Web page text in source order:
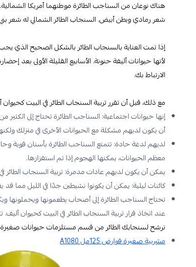
هناك نوعان من السناجب الطائرة موطنهما أمريكا
شعر رمادي وبطن أبيض. السنجاب الطائر الشمالي له شعر
إذا تمت العناية بالسنجاب الطائر بالشكل الصحيح
لأنها حيوانات أليفة حنونة. الأسابيع القليلة الأولى بعد
الارتباط بك.
مع ذلك، قبل أن تقرر تربية السنجاب الطائر في البيت
إنها حيوانات اجتماعية: السناجب الطائرة تحتاج إلى
أن يكون لديهم مشكلة مع الحيوانات الأخرى في منزلك
لديهم لدغة حادة: تتمتع السناجب الطائرة بأسنان قوية
معظم الحيوانات، يمكنها الهجوم إذا تم استفزازها.
يمكن أن يكون لديهم عادات مدمرة: تربية السنجاب
كائنات ليلية: يمكن أن يكونوا نشيطين جدًا في الليل مما
تحتاج السناجب الطائرة إلى أصحاب يطعمونها ويحملونها
عند اتخاذ قرار تربية السنجاب الطائر في البيت كحيوان
نرشح لسنجابك الطائر من قسم مستلزمات حيوانات
مشربية صغيرة قوارض 125مل A1080